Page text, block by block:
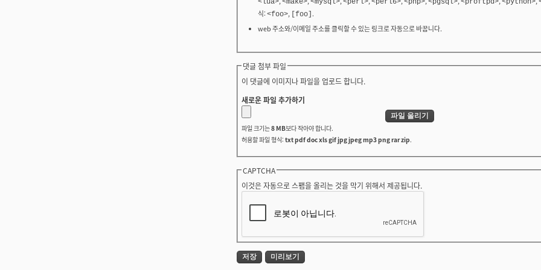
<lua> <make> <mysql> <perl> <perl6> <php> <pgsql> <proftpd> <python>
식: <foo>, [foo] .
web 주소와/이메일 주소를 클릭할 수 있는 링크로 자동으로 바꿉니다.
댓글 첨부 파일
이 댓글에 이미지나 파일을 업로드 합니다.
새로운 파일 추가하기
파일 크기는8 MB보다 작아야 합니다.
허용할 파일 형식: txt pdf doc xls gif jpg jpeg mp3 png rar zip.
CAPTCHA
이것은 자동으로 스팸을 올리는 것을 막기 위해서 제공됩니다.